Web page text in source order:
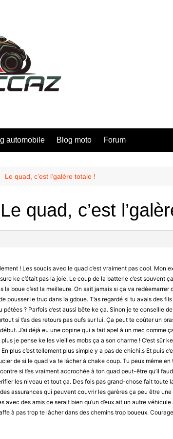
automobile Blog moto Forum
Le quad, c’est l’galère totale !
quad, c’est
! Les soucis avec le quad c’est vraiment pas cool. Mon
ke c’était pas la joie. Le coup de la batterie c’est souvent
la boue c’est la meilleure. On sait jamais si ça va redéemarrer
pousser le truc dans la gdoue. T’as regardé si tu avais des
pétées ? Parfois c’est aussi bête ke ça. Sinon je te conseille
si t’as des retours pas oufs sur lui. Ça peut te coûter un
début. J’ai déjà eu une copine qui a fait apel à un mec comme
plus je pense ke les vieilles mobs ça a son charme ! C’est sûr
plus c’est tellement plus simple y a pas de chichi.s Et puis
de si le quad va te lâcher à chake coup. Tu peux même
si t’es vraiment accrochée à ton quad peut-être qu’il
les niveau et tout ça. Des fois pas grand-chose fait toute
des assurances qui peuvent couvrir les garères ça peu être
avec des amis ce serait bien qu’un d’eux ait un autre
à pas trop te lâcher dans des chemins trop boueux.